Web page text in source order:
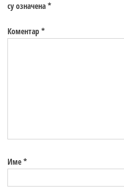
су означена*
Коментар*
Име*